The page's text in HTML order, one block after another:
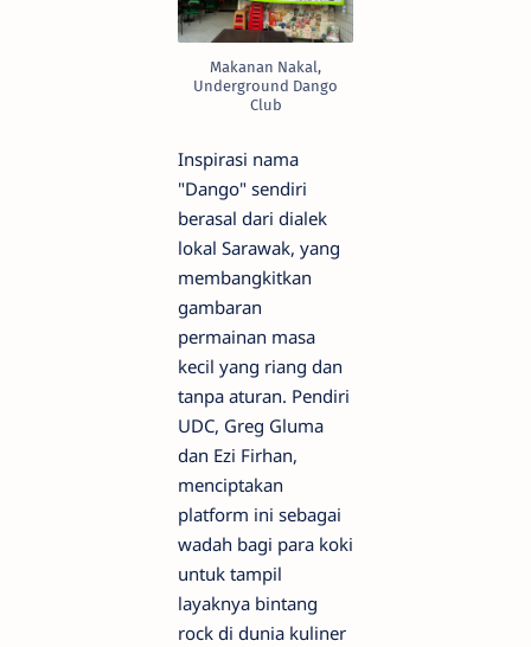
Makanan Nakal,
Underground Dango
Club
Inspirasi nama
"Dango" sendiri
berasal dari dialek
lokal Sarawak, yang
membangkitkan
gambaran
permainan masa
kecil yang riang dan
tanpa aturan. Pendiri
UDC, Greg Gluma
dan Ezi Firhan,
menciptakan
platform ini sebagai
wadah bagi para koki
untuk tampil
layaknya bintang
rock di dunia kuliner